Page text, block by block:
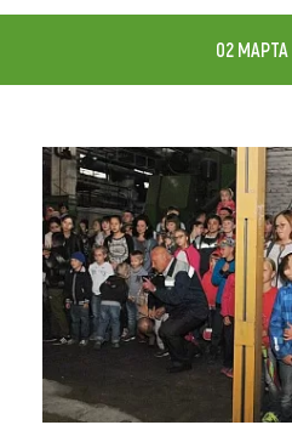
Карта
Что привезти
О регионе
Коллекция
Другие рубрики
02 МАРТА